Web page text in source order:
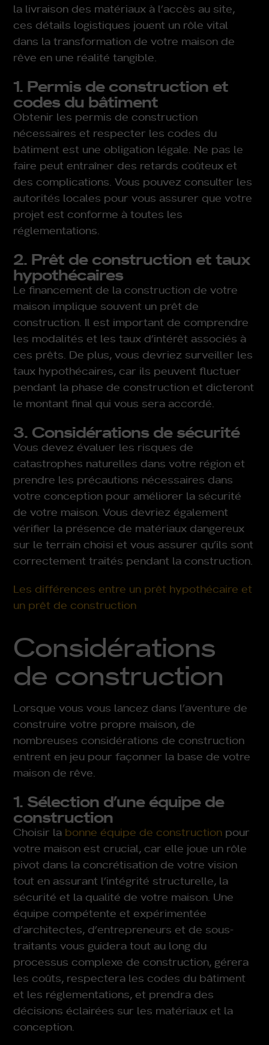
la livraison des matériaux à l’accès au site,
ces détails logistiques jouent un rôle vital
dans la transformation de votre maison de
rêve en une réalité tangible.
1. Permis de construction et
codes du bâtiment
Obtenir les permis de construction
nécessaires et respecter les codes du
bâtiment est une obligation légale. Ne pas le
faire peut entraîner des retards coûteux et
des complications. Vous pouvez consulter les
autorités locales pour vous assurer que votre
projet est conforme à toutes les
réglementations.
2. Prêt de construction et taux
hypothécaires
Le financement de la construction de votre
maison implique souvent un prêt de
construction. Il est important de comprendre
les modalités et les taux d’intérêt associés à
ces prêts. De plus, vous devriez surveiller les
taux hypothécaires, car ils peuvent fluctuer
pendant la phase de construction et dicteront
le montant final qui vous sera accordé.
3. Considérations de sécurité
Vous devez évaluer les risques de
catastrophes naturelles dans votre région et
prendre les précautions nécessaires dans
votre conception pour améliorer la sécurité
de votre maison. Vous devriez également
vérifier la présence de matériaux dangereux
sur le terrain choisi et vous assurer qu’ils sont
correctement traités pendant la construction.
Les différences entre un prêt hypothécaire et
un prêt de construction
Considérations
de construction
Lorsque vous vous lancez dans l’aventure de
construire votre propre maison, de
nombreuses considérations de construction
entrent en jeu pour façonner la base de votre
maison de rêve.
1. Sélection d’une équipe de
construction
Choisir la bonne équipe de construction pour
votre maison est crucial, car elle joue un rôle
pivot dans la concrétisation de votre vision
tout en assurant l’intégrité structurelle, la
sécurité et la qualité de votre maison. Une
équipe compétente et expérimentée
d’architectes, d’entrepreneurs et de sous-
traitants vous guidera tout au long du
processus complexe de construction, gérera
les coûts, respectera les codes du bâtiment
et les réglementations, et prendra des
décisions éclairées sur les matériaux et la
conception.